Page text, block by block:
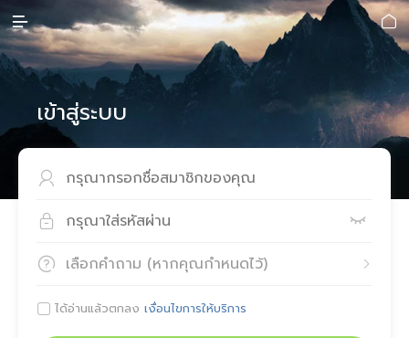
 
เข้าสู่ระบบ

 
 
เลือกคำถาม (หากคุณกำหนดไว้)
 ได้อ่านแล้วตกลง เงื่อนไขการให้บริการ